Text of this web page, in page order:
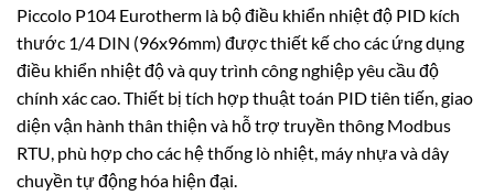
Piccolo P104 Eurotherm là bộ điều khiển nhiệt độ PID kích
thước 1/4 DIN (96x96mm) được thiết kế cho các ứng dụng
điều khiển nhiệt độ và quy trình công nghiệp yêu cầu độ
chính xác cao. Thiết bị tích hợp thuật toán PID tiên tiến, giao
diện vận hành thân thiện và hỗ trợ truyền thông Modbus
RTU, phù hợp cho các hệ thống lò nhiệt, máy nhựa và dây
chuyền tự động hóa hiện đại.